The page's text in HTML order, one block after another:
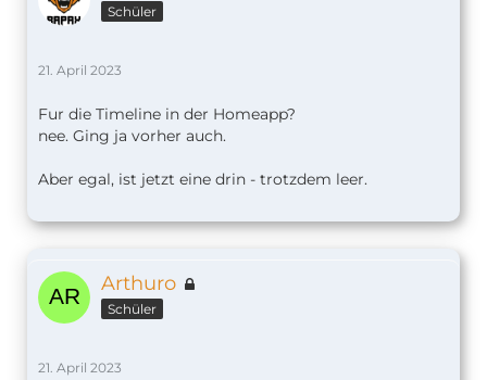
Schüler
21. April 2023
Fur die Timeline in der Homeapp?
nee. Ging ja vorher auch.
Aber egal, ist jetzt eine drin - trotzdem leer.
Arthuro
Schüler
21. April 2023